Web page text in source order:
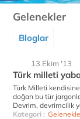
Gelenekler
Bloglar
13 Ekim '13
Türk milleti
Türk Milleti
doğan bu tür
Devrim, devrimcilik
Kategori :